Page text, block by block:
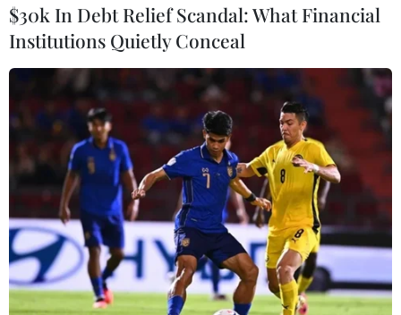
#Ngày Tận thế #Người Maya
#Hầm trú ẩn
#Ăn chơi
Anh Áo
$30k In Debt Relief Scandal: What Financial
Institutions Quietly Conceal